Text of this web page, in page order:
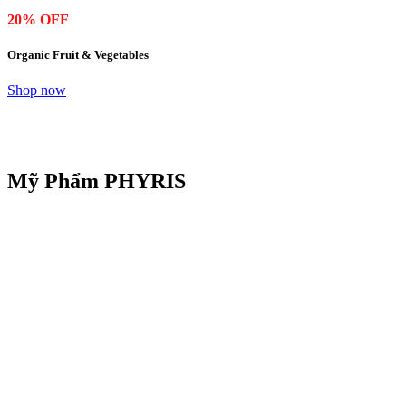
20% OFF
Organic Fruit & Vegetables
Shop now
Mỹ Phẩm PHYRIS